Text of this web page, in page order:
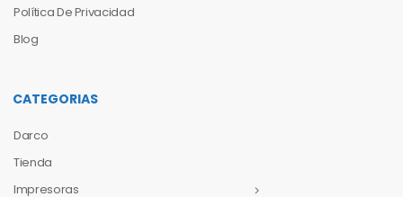
Política De Privacidad
Blog
CATEGORIAS
Darco
Tienda
Impresoras